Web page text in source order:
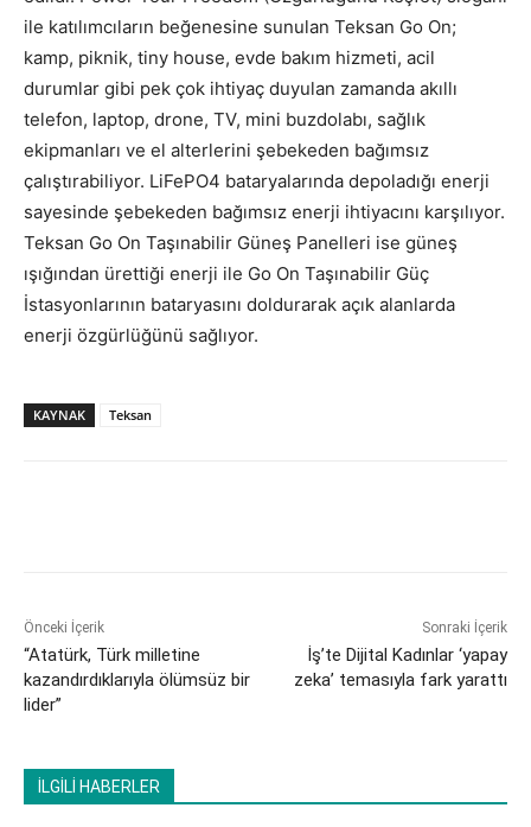
ile katılımcıların beğenesine sunulan Teksan Go On;
kamp, piknik, tiny house, evde bakım hizmeti, acil
durumlar gibi pek çok ihtiyaç duyulan zamanda akıllı
telefon, laptop, drone, TV, mini buzdolabı, sağlık
ekipmanları ve el alterlerini şebekeden bağımsız
çalıştırabiliyor. LiFePO4 bataryalarında depoladığı enerji
sayesinde şebekeden bağımsız enerji ihtiyacını karşılıyor.
Teksan Go On Taşınabilir Güneş Panelleri ise güneş
ışığından ürettiği enerji ile Go On Taşınabilir Güç
İstasyonlarının bataryasını doldurarak açık alanlarda
enerji özgürlüğünü sağlıyor.
KAYNAK Teksan
Önceki İçerik
“Atatürk, Türk milletine
kazandırdıklarıyla ölümsüz bir
lider”
Sonraki İçerik
İş’te Dijital Kadınlar ‘yapay
zeka’ temasıyla fark yarattı
İLGİLİ HABERLER